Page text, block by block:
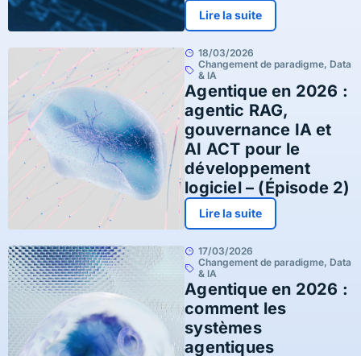
Lire la suite
18/03/2026
Changement de paradigme, Data
& IA
Agentique en 2026 :
agentic RAG,
gouvernance IA et
AI ACT pour le
développement
logiciel – (Épisode 2)
Lire la suite
17/03/2026
Changement de paradigme, Data
& IA
Agentique en 2026 :
comment les
systèmes
agentiques